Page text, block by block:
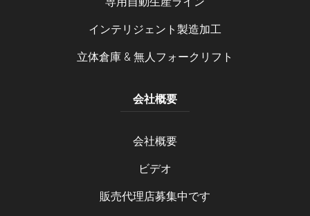
インテリジェント製造加工
立体倉庫 & 無人フォークリフト
会社概要
会社概要
ビデオ
販売代理店募集中です